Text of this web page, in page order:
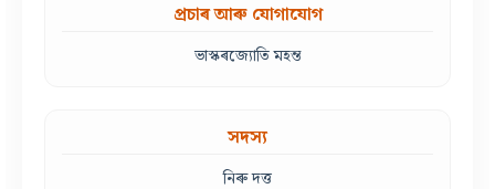
প্ৰচাৰ আৰু যোগাযোগ
ভাস্কৰজ্যোতি মহন্ত
সদস্য
নিৰু দত্ত